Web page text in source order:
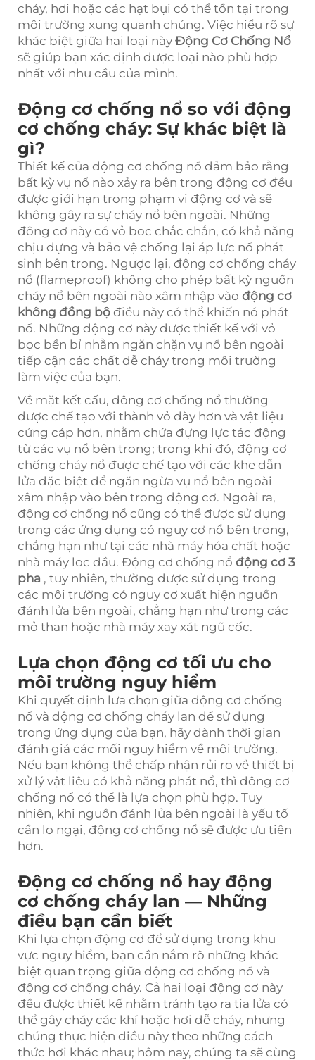
cháy, hơi hoặc các hạt bụi có thể tồn tại trong
môi trường xung quanh chúng. Việc hiểu rõ sự
khác biệt giữa hai loại này Động Cơ Chống Nổ
sẽ giúp bạn xác định được loại nào phù hợp
nhất với nhu cầu của mình.
Động cơ chống nổ so với động
cơ chống cháy: Sự khác biệt là
gì?
Thiết kế của động cơ chống nổ đảm bảo rằng
bất kỳ vụ nổ nào xảy ra bên trong động cơ đều
được giới hạn trong phạm vi động cơ và sẽ
không gây ra sự cháy nổ bên ngoài. Những
động cơ này có vỏ bọc chắc chắn, có khả năng
chịu đựng và bảo vệ chống lại áp lực nổ phát
sinh bên trong. Ngược lại, động cơ chống cháy
nổ (flameproof) không cho phép bất kỳ nguồn
cháy nổ bên ngoài nào xâm nhập vào động cơ
không đồng bộ điều này có thể khiến nó phát
nổ. Những động cơ này được thiết kế với vỏ
bọc bền bỉ nhằm ngăn chặn vụ nổ bên ngoài
tiếp cận các chất dễ cháy trong môi trường
làm việc của bạn.
Về mặt kết cấu, động cơ chống nổ thường
được chế tạo với thành vỏ dày hơn và vật liệu
cứng cáp hơn, nhằm chứa đựng lực tác động
từ các vụ nổ bên trong; trong khi đó, động cơ
chống cháy nổ được chế tạo với các khe dẫn
lửa đặc biệt để ngăn ngừa vụ nổ bên ngoài
xâm nhập vào bên trong động cơ. Ngoài ra,
động cơ chống nổ cũng có thể được sử dụng
trong các ứng dụng có nguy cơ nổ bên trong,
chẳng hạn như tại các nhà máy hóa chất hoặc
nhà máy lọc dầu. Động cơ chống nổ động cơ 3
pha , tuy nhiên, thường được sử dụng trong
các môi trường có nguy cơ xuất hiện nguồn
đánh lửa bên ngoài, chẳng hạn như trong các
mỏ than hoặc nhà máy xay xát ngũ cốc.
Lựa chọn động cơ tối ưu cho
môi trường nguy hiểm
Khi quyết định lựa chọn giữa động cơ chống
nổ và động cơ chống cháy lan để sử dụng
trong ứng dụng của bạn, hãy dành thời gian
đánh giá các mối nguy hiểm về môi trường.
Nếu bạn không thể chấp nhận rủi ro về thiết bị
xử lý vật liệu có khả năng phát nổ, thì động cơ
chống nổ có thể là lựa chọn phù hợp. Tuy
nhiên, khi nguồn đánh lửa bên ngoài là yếu tố
cần lo ngại, động cơ chống nổ sẽ được ưu tiên
hơn.
Động cơ chống nổ hay động
cơ chống cháy lan — Những
điều bạn cần biết
Khi lựa chọn động cơ để sử dụng trong khu
vực nguy hiểm, bạn cần nắm rõ những khác
biệt quan trọng giữa động cơ chống nổ và
động cơ chống cháy. Cả hai loại động cơ này
đều được thiết kế nhằm tránh tạo ra tia lửa có
thể gây cháy các khí hoặc hơi dễ cháy, nhưng
chúng thực hiện điều này theo những cách
thức hơi khác nhau; hôm nay, chúng ta sẽ cùng